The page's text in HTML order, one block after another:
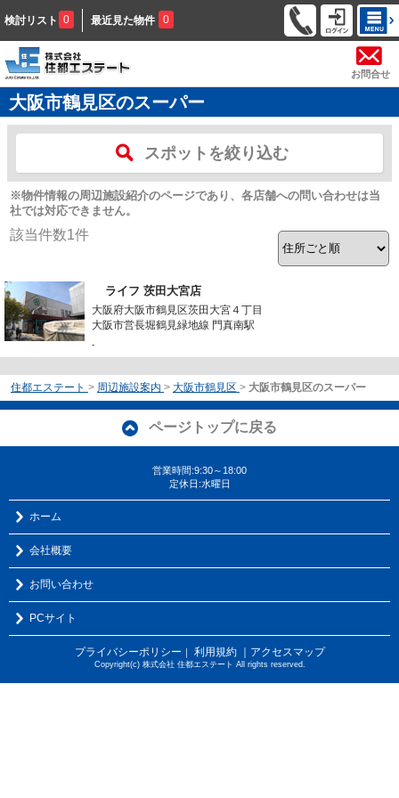
検討リスト 0 最近見た物件 0
お問合せ
大阪市鶴見区のスーパー
スポットを絞り込む
※物件情報の周辺施設紹介のページであり、各店舗への問い合わせは当
社では対応できません。
該当件数1件
ライフ 茨田大宮店
大阪府大阪市鶴見区茨田大宮４丁目
大阪市営長堀鶴見緑地線 門真南駅
-
住都エステート > 周辺施設案内 > 大阪市鶴見区 > 大阪市鶴見区のスーパー
ページトップに戻る
営業時間:9:30～18:00
定休日:水曜日
ホーム
会社概要
お問い合わせ
PCサイト
プライバシーポリシー ｜ 利用規約 ｜アクセスマップ
Copyright(c) 株式会社 住都エステート All rights reserved.